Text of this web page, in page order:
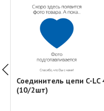
Соединитель цепи C-LC
(10/2шт)